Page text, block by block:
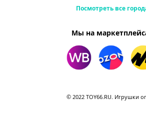
Посмотреть все
Мы на
© 2022 TOY66.RU. Игрушки